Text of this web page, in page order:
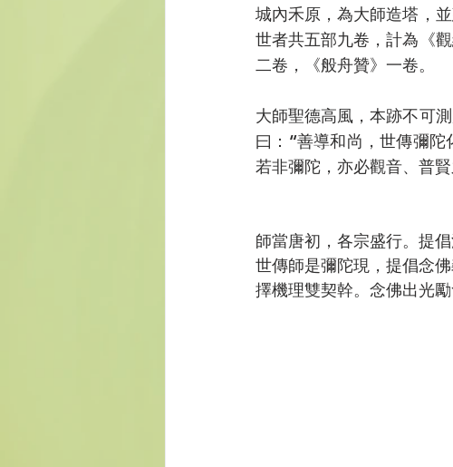
城內禾原，為大師造塔，
世者共五部九卷，計為《
二卷，《般舟贊》一卷。
大師聖德高風，本跡不可
曰：“善導和尚，世傳彌
若非彌陀，亦必觀音、普
師當唐初，各宗盛行。提
世傳師是彌陀現，提倡念
擇機理雙契幹。念佛出光